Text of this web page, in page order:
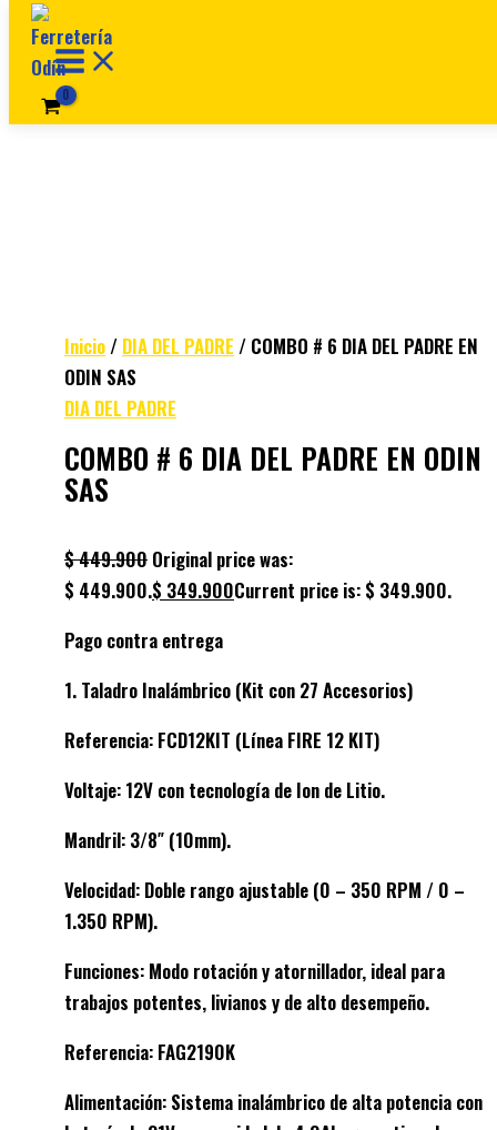
Ir al contenido
Inicio/ DIA DEL PADRE / COMBO # 6 DIA DEL PADRE EN
ODIN SAS
DIA DEL PADRE
COMBO # 6 DIA DEL PADRE EN ODIN
SAS
$449.900 Original price was:
$ 449.900.$ 349.900Current price is: $ 349.900.
Pago contra entrega
1. Taladro Inalámbrico (Kit con 27 Accesorios)
Referencia: FCD12KIT (Línea FIRE 12 KIT)
Voltaje: 12V con tecnología de Ion de Litio.
Mandril: 3/8″ (10mm).
Velocidad: Doble rango ajustable (0 – 350 RPM / 0 –
1.350 RPM).
Funciones: Modo rotación y atornillador, ideal para
trabajos potentes, livianos y de alto desempeño.
Referencia: FAG2190K
Alimentación: Sistema inalámbrico de alta potencia con